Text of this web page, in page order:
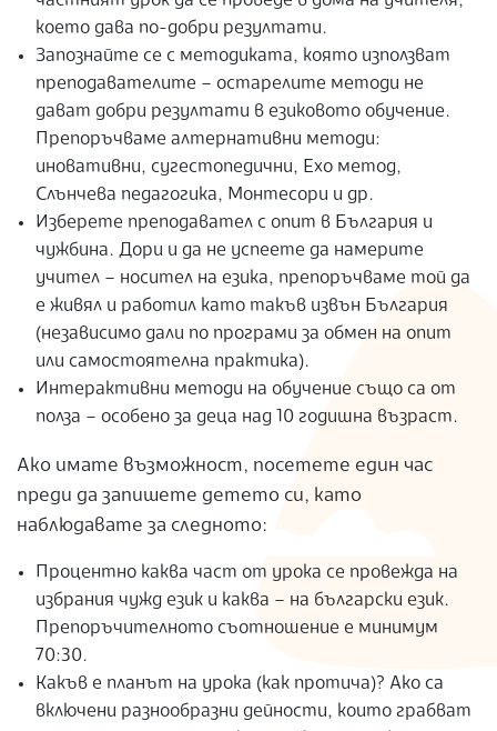
което дава по-добри резултати.
Запознайте се с методиката, която използват
преподавателите – остарелите методи не
дават добри резултати в езиковото обучение.
Препоръчваме алтернативни методи:
иновативни, сугестопедични, Ехо метод,
Слънчева педагогика, Монтесори и др.
Изберете преподавател с опит в България и
чужбина. Дори и да не успеете да намерите
учител – носител на езика, препоръчваме той да
е живял и работил като такъв извън България
(независимо дали по програми за обмен на опит
или самостоятелна практика).
Интерактивни методи на обучение също са от
полза – особено за деца над 10 годишна възраст.
Ако имате възможност, посетете един час
преди да запишете детето си, като
наблюдавате за следното:
Процентно каква част от урока се провежда на
избрания чужд език и каква – на български език.
Препоръчителното съотношение е минимум
70:30.
Какъв е планът на урока (как протича)? Ако са
включени разнообразни дейности, които грабват